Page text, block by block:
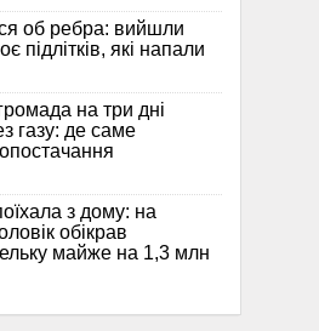
об ребра: вийшли
підлітків, які напали
на три дні
газу: де саме
з дому: на
обікрав
майже на 1,3 млн